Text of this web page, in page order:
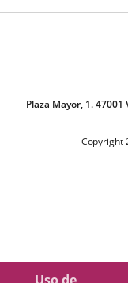
Plaza Mayor, 1.
Copyright